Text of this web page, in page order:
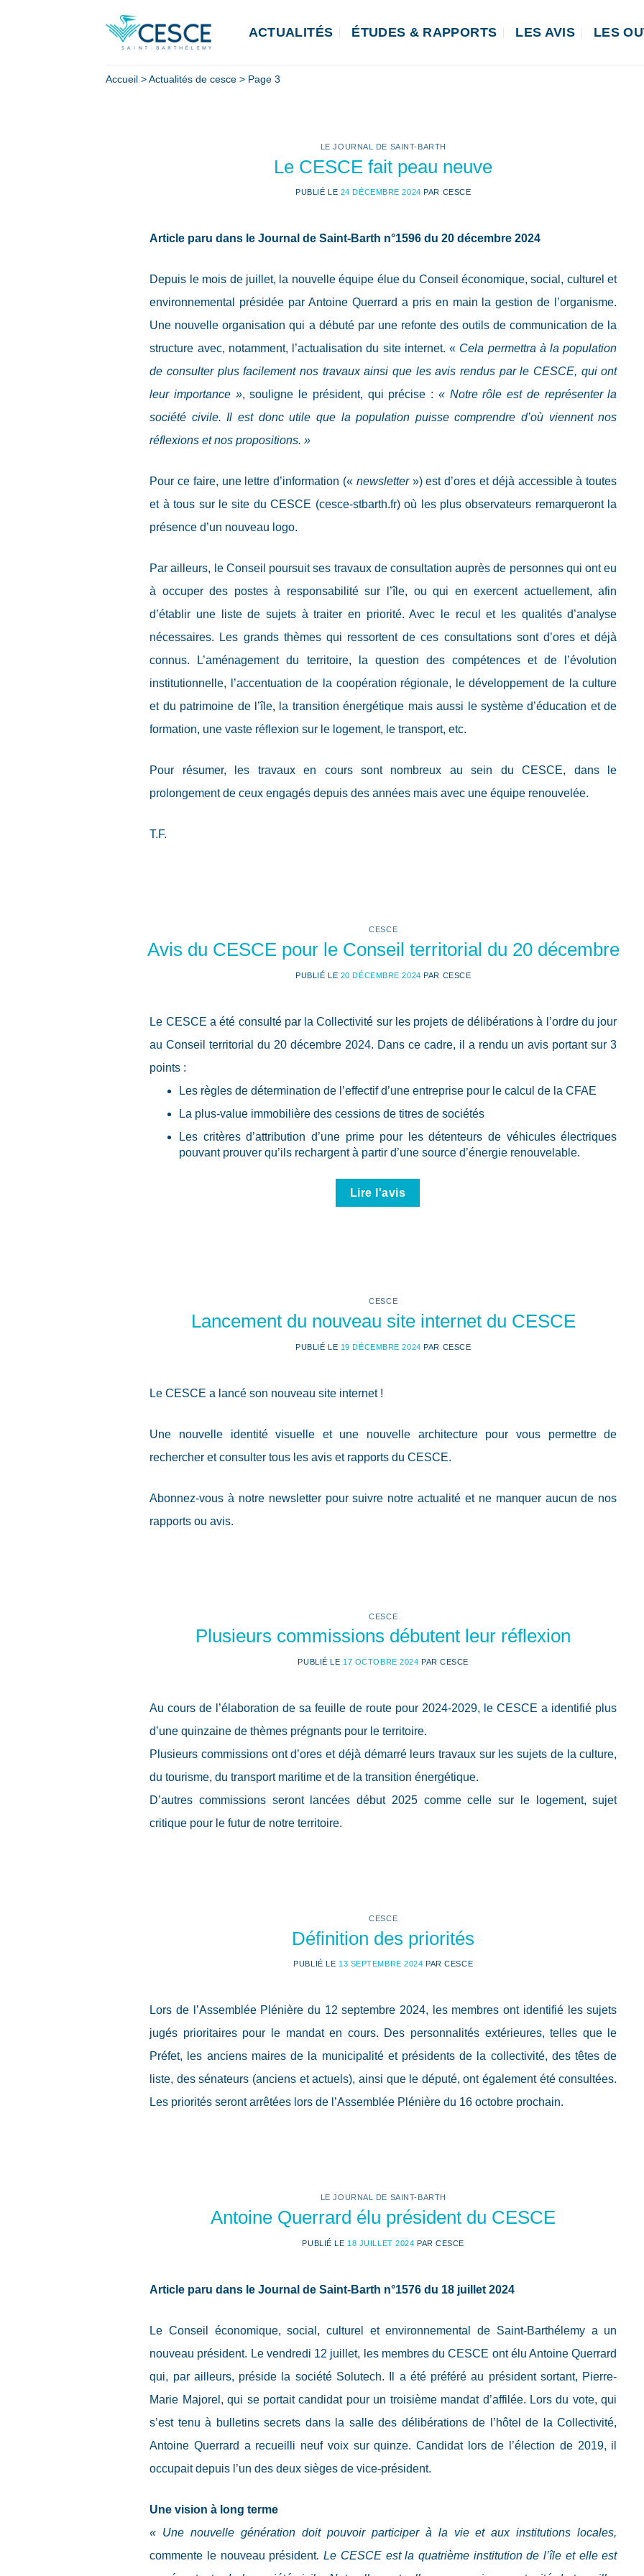
ACTUALITÉS ÉTUDES & RAPPORTS LES AVIS LES
Accueil > Actualités de cesce > Page 3
LE JOURNAL DE SAINT-BARTH
Le CESCE fait peau neuve
PUBLIÉ LE 24 DÉCEMBRE 2024 PAR CESCE
Article paru dans le Journal de Saint-Barth n°1596 du 20 décembre 2024
Depuis le mois de juillet, la nouvelle équipe élue du Conseil économique, social, culturel et
environnemental présidée par Antoine Querrard a pris en main la gestion de l’organisme.
Une nouvelle organisation qui a débuté par une refonte des outils de communication de la
structure avec, notamment, l’actualisation du site internet. « Cela permettra à la population
de consulter plus facilement nos travaux ainsi que les avis rendus par le CESCE, qui ont
leur importance », souligne le président, qui précise : «Notre rôle est de représenter la
société civile. Il est donc utile que la population puisse comprendre d’où viennent nos
réflexions et nos propositions.»
Pour ce faire, une lettre d’information (« newsletter ») est d’ores et déjà accessible à toutes
et à tous sur le site du CESCE (cesce-stbarth.fr) où les plus observateurs remarqueront la
présence d’un nouveau logo.
Par ailleurs, le Conseil poursuit ses travaux de consultation auprès de personnes qui ont eu
à occuper des postes à responsabilité sur l’île, ou qui en exercent actuellement, afin
d’établir une liste de sujets à traiter en priorité. Avec le recul et les qualités d’analyse
nécessaires. Les grands thèmes qui ressortent de ces consultations sont d’ores et déjà
connus. L’aménagement du territoire, la question des compétences et de l’évolution
institutionnelle, l’accentuation de la coopération régionale, le développement de la culture
et du patrimoine de l’île, la transition énergétique mais aussi le système d’éducation et de
formation, une vaste réflexion sur le logement, le transport, etc.
Pour résumer, les travaux en cours sont nombreux au sein du CESCE, dans le
prolongement de ceux engagés depuis des années mais avec une équipe renouvelée.
T.F.
CESCE
Avis du CESCE pour le Conseil territorial du 20 décembre
PUBLIÉ LE 20 DÉCEMBRE 2024 PAR CESCE
Le CESCE a été consulté par la Collectivité sur les projets de délibérations à l’ordre du jour
au Conseil territorial du 20 décembre 2024. Dans ce cadre, il a rendu un avis portant sur 3
points :
Les règles de détermination de l’effectif d’une entreprise pour le calcul de la CFAE
La plus-value immobilière des cessions de titres de sociétés
Les critères d’attribution d’une prime pour les détenteurs de véhicules électriques
pouvant prouver qu’ils rechargent à partir d’une source d’énergie renouvelable.
Lire l'avis
CESCE
Lancement du nouveau site internet du CESCE
PUBLIÉ LE 19 DÉCEMBRE 2024 PAR CESCE
Le CESCE a lancé son nouveau site internet !
Une nouvelle identité visuelle et une nouvelle architecture pour vous permettre de
rechercher et consulter tous les avis et rapports du CESCE.
Abonnez-vous à notre newsletter pour suivre notre actualité et ne manquer aucun de nos
rapports ou avis.
CESCE
Plusieurs commissions débutent leur réflexion
PUBLIÉ LE 17 OCTOBRE 2024 PARCESCE
Au cours de l’élaboration de sa feuille de route pour 2024-2029, le CESCE a identifié plus
d’une quinzaine de thèmes prégnants pour le territoire.
Plusieurs commissions ont d’ores et déjà démarré leurs travaux sur les sujets de la culture,
du tourisme, du transport maritime et de la transition énergétique.
D’autres commissions seront lancées début 2025 comme celle sur le logement, sujet
critique pour le futur de notre territoire.
CESCE
Définition des priorités
PUBLIÉ LE 13 SEPTEMBRE 2024 PARCESCE
Lors de l’Assemblée Plénière du 12 septembre 2024, les membres ont identifié les sujets
jugés prioritaires pour le mandat en cours. Des personnalités extérieures, telles que le
Préfet, les anciens maires de la municipalité et présidents de la collectivité, des têtes de
liste, des sénateurs (anciens et actuels), ainsi que le député, ont également été consultées.
Les priorités seront arrêtées lors de l’Assemblée Plénière du 16 octobre prochain.
LE JOURNAL DE SAINT-BARTH
Antoine Querrard élu président du CESCE
PUBLIÉ LE 18 JUILLET 2024 PARCESCE
Article paru dans le Journal de Saint-Barth n°1576 du 18 juillet 2024
Le Conseil économique, social, culturel et environnemental de Saint-Barthélemy a un
nouveau président. Le vendredi 12 juillet, les membres du CESCE ont élu Antoine Querrard
qui, par ailleurs, préside la société Solutech. Il a été préféré au président sortant, Pierre-
Marie Majorel, qui se portait candidat pour un troisième mandat d’affilée. Lors du vote, qui
s’est tenu à bulletins secrets dans la salle des délibérations de l’hôtel de la Collectivité,
Antoine Querrard a recueilli neuf voix sur quinze. Candidat lors de l’élection de 2019, il
occupait depuis l’un des deux sièges de vice-président.
Une vision à long terme
« Une nouvelle génération doit pouvoir participer à la vie et aux institutions locales,
commente le nouveau président. Le CESCE est la quatrième institution de l’île et elle est